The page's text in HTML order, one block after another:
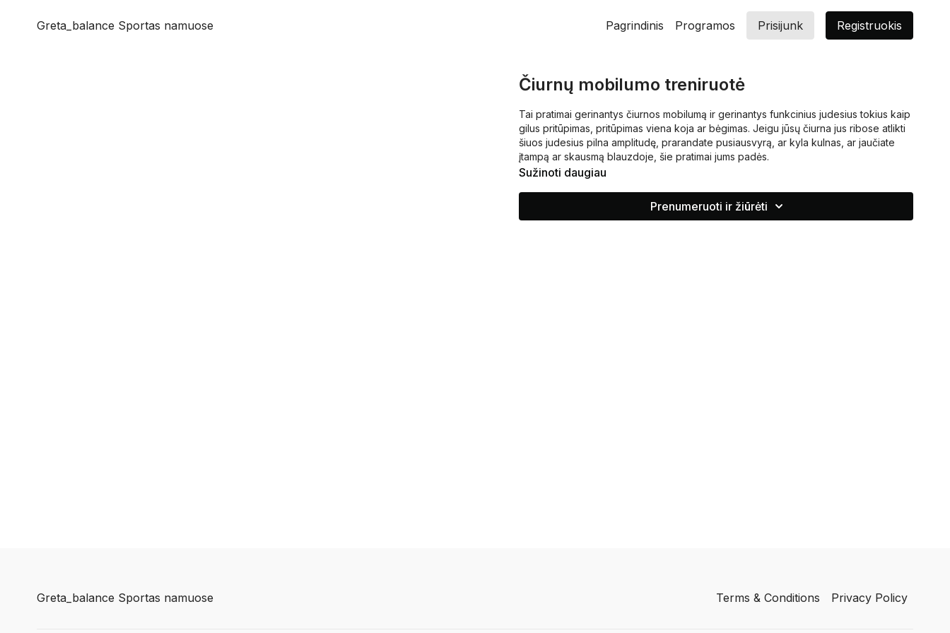
Greta_balance Sportas namuose Pagrindinis Programos Prisijunk Registruokis
Čiurnų mobilumo treniruotė
Tai pratimai gerinantys čiurnos mobilumą ir gerinantys funkcinius judesius tokius kaip
gilus pritūpimas, pritūpimas viena koja ar bėgimas. Jeigu jūsų čiurna jus ribose atlikti
šiuos judesius pilna amplitudę, prarandate pusiausvyrą, ar kyla kulnas, ar jaučiate
įtampą ar skausmą blauzdoje, šie pratimai jums padės.
Sužinoti daugiau
Prenumeruoti ir žiūrėti
Greta_balance Sportas namuose Terms & Conditions Privacy Policy